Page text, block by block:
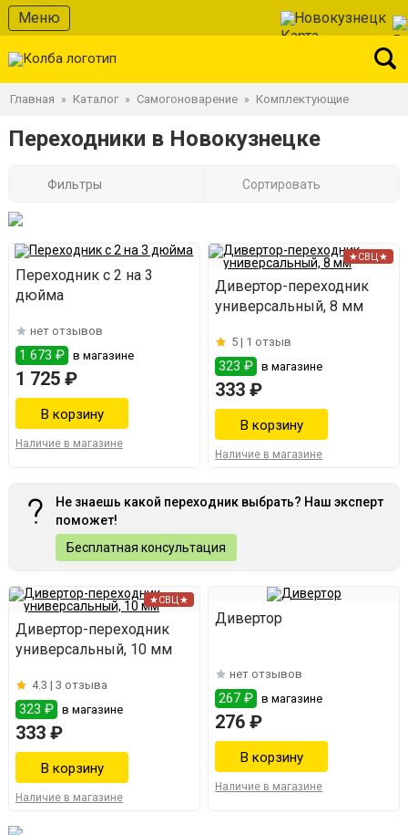
Меню Новокузнецк
Главная » Каталог » Самогоноварение » Комплектующие
Переходники в Новокузнецке
Фильтры Сортировать
Переходник с 2 на 3
дюйма
нет отзывов
1 673 ₽ в магазине
1 725 ₽
Наличие в магазине
★СВЦ★
Дивертор-переходник
универсальный, 8 мм
5 | 1 отзыв
323 ₽ в магазине
333 ₽
Наличие в магазине
Не знаешь какой переходник выбрать? Наш эксперт
поможет!
Бесплатная консультация
★СВЦ★
Дивертор-переходник
универсальный, 10 мм
4.3 | 3 отзыва
323 ₽ в магазине
333 ₽
Наличие в магазине
Дивертор
нет отзывов
267 ₽ в магазине
276 ₽
Наличие в магазине